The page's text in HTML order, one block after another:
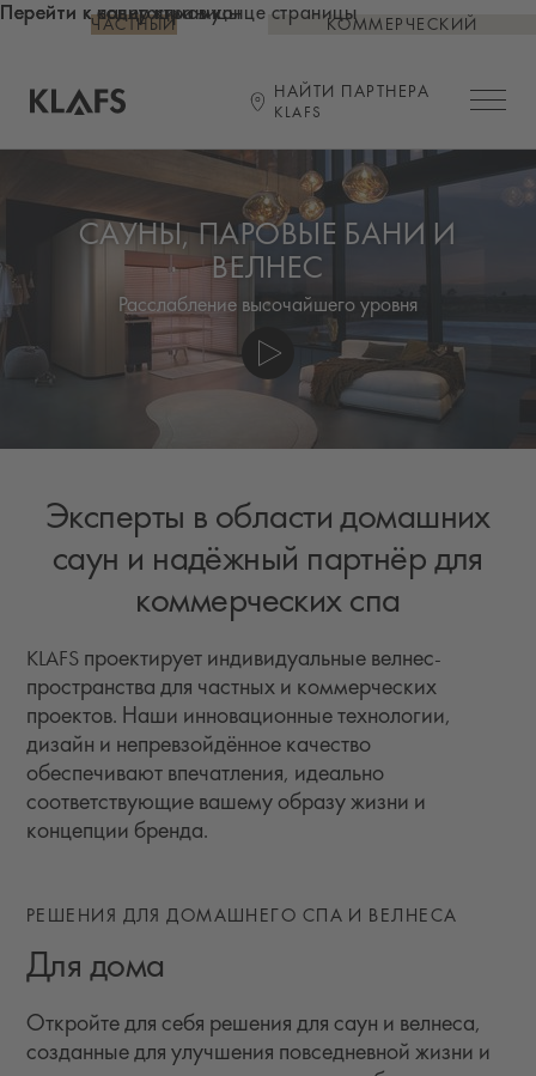
Перейти к содержимому
Перейти к концу страницы
Перейти к навигации в конце страницы
ЧАСТНЫЙ КОММЕРЧЕСКИЙ
НАЙТИ ПАРТНЕРА
KLAFS
САУНЫ, ПАРОВЫЕ БАНИ И
ВЕЛНЕС
Расслабление высочайшего уровня
Эксперты в области домашних
саун и надёжный партнёр для
коммерческих спа
KLAFS проектирует индивидуальные велнес-
пространства для частных и коммерческих
проектов. Наши инновационные технологии,
дизайн и непревзойдённое качество
обеспечивают впечатления, идеально
соответствующие вашему образу жизни и
концепции бренда.
РЕШЕНИЯ ДЛЯ ДОМАШНЕГО СПА И ВЕЛНЕСА
Для дома
Откройте для себя решения для саун и велнеса,
созданные для улучшения повседневной жизни и